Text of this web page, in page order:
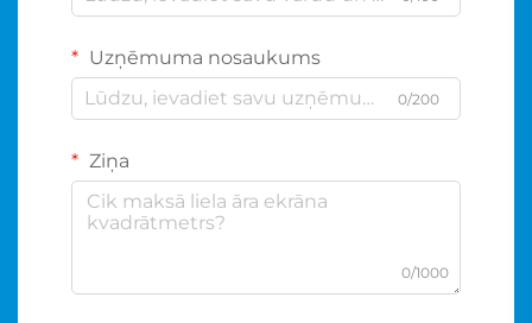
Uzņēmuma nosaukums
0/200
Ziņa
0/1000